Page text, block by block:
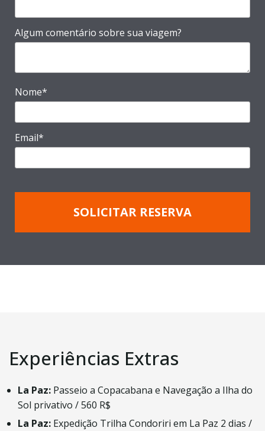
Algum comentário sobre sua viagem?
Nome*
Email*
SOLICITAR RESERVA
Experiências Extras
La Paz: Passeio a Copacabana e Navegação a Ilha do
Sol privativo / 560 R$
La Paz: Expedição Trilha Condoriri em La Paz 2 dias /